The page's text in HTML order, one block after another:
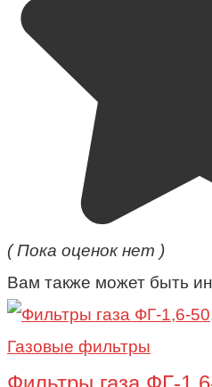
( Пока оценок нет )
Вам также может быть
Газовые фильтры